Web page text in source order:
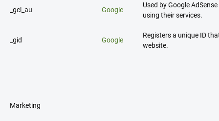
_gcl_au Google
Used by Google
using their services.
_gid Google
Registers a unique ID
website.
Marketing